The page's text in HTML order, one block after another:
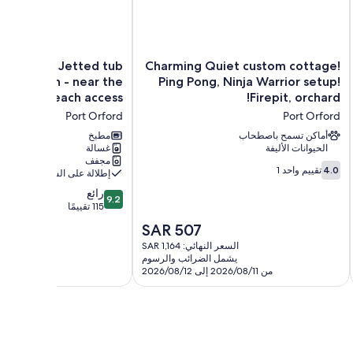
Walking and biking are the easiest ways to get around,
Guests are wishing walking distance of the best
Please note that
Charming
Quiet
custom
cottage!
Ping
Pong,
Ninja
Warrior
setup!
Charming Quiet custom cottage!
Ping Pong, Ninja Warrior setup!
Firepit, orchard!
Port Orford
أماكن تسمح باصطحاب
الحيوانات الأليفة
4.0
من
4.0 تقييم واحد 1
السعر
الحالي
هو
SAR
507
SAR 507
السعر النهائي: SAR 1,164
يشمل الضرائب والرسوم
من 2026/08/11 إلى 2026/08/12
Oceanview
home
w/
Jetted
tub
and
great
location
-
near
the
Orford
w/ Jetted tub
location - near the
and beach access
Port Orford
مطبخ
غسالة
مجفف
إطلالة على الشاطئ
9.2
من
9.2 رائع
115 تقييمًا